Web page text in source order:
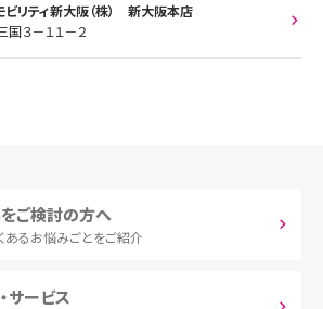
リティ新大阪（株） 新大阪本店
３－１１－２
ご検討の方へ
あるお悩みごとをご紹介
サービス